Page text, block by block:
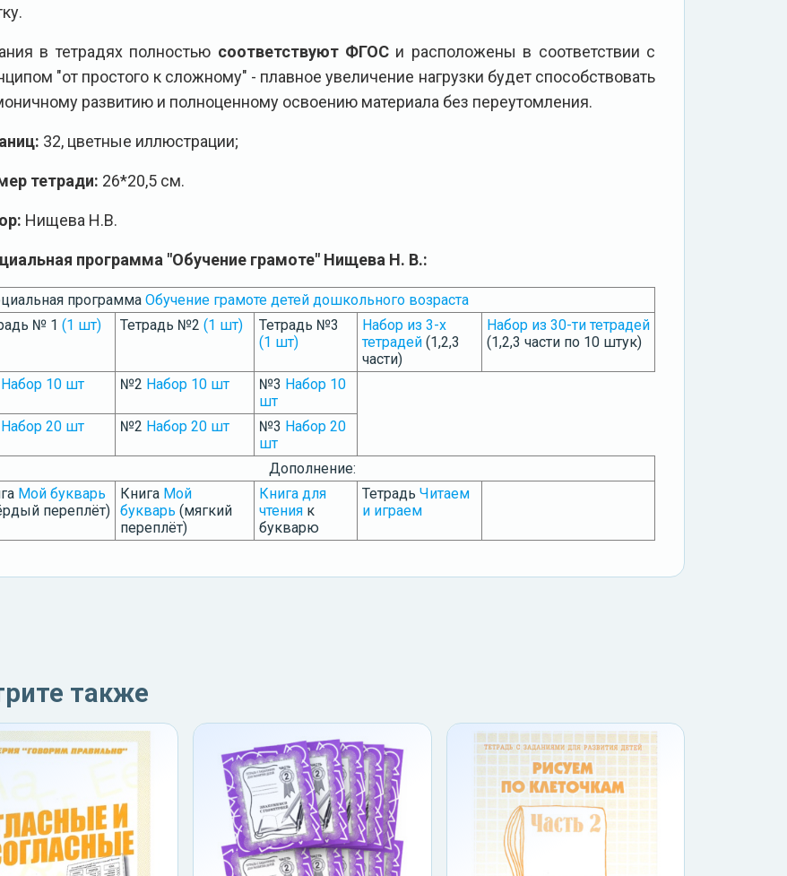
в тетрадях полностью соответствуют ФГОС и расположены в соответствии с
"от простого к сложному" - плавное увеличение нагрузки будет способствовать
развитию и полноценному освоению материала без переутомления.
32, цветные иллюстрации;
тетради: 26*20,5 см.
Нищева Н.В.
программа "Обучение грамоте" Нищева Н. В.:
программа Обучение грамоте детей дошкольного возраста
№ 1 (1 шт) Тетрадь №2 (1 шт)
Тетрадь №3
(1 шт)
Набор из 3-х
тетрадей(1,2,3
части)
Набор из 30-ти тетрадей
(1,2,3 части по 10 штук)
Набор 10 шт №2 Набор 10 шт №3 Набор 10
шт
Набор 20 шт №2 Набор 20 шт №3 Набор 20
шт
Дополнение:
Мой букварь
переплёт)
Книга Мой
букварь (мягкий
переплёт)
Книга для
чтения к
букварю
Тетрадь Читаем
и играем
также